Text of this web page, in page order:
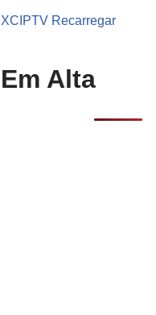
XCIPTV Recarregar
Em Alta